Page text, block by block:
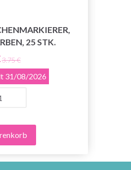
25 STK.
3.75 €
31/08/2026